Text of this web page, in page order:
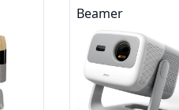
Beamer